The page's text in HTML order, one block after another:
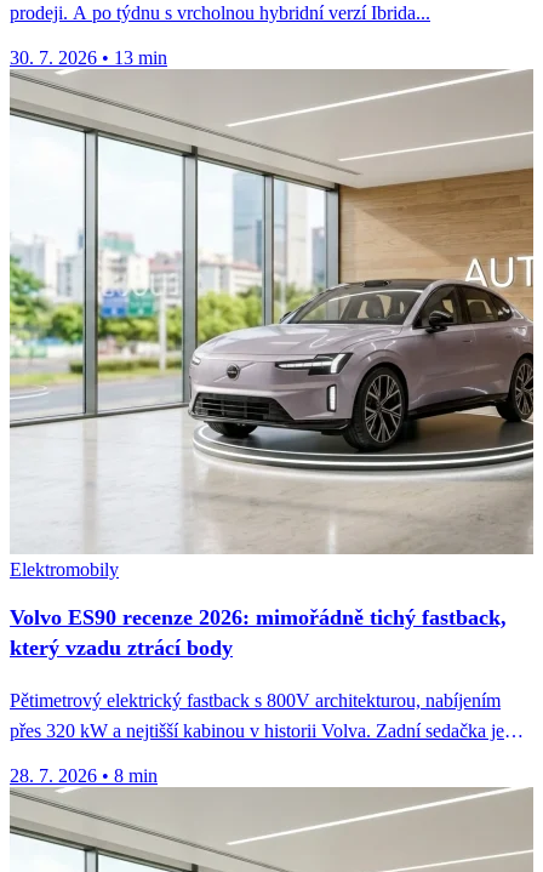
prodeji. A po týdnu s vrcholnou hybridní verzí Ibrida...
30. 7. 2026 • 13 min
Elektromobily
Volvo ES90 recenze 2026: mimořádně tichý fastback,
který vzadu ztrácí body
Pětimetrový elektrický fastback s 800V architekturou, nabíjením
přes 320 kW a nejtišší kabinou v historii Volva. Zadní sedačka je
28. 7. 2026 • 8 min